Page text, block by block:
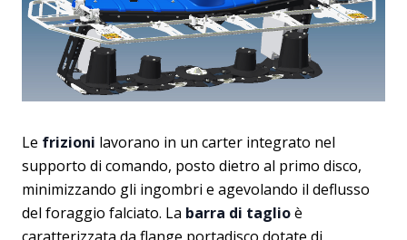
Le frizioni lavorano in un carter integrato nel
supporto di comando, posto dietro al primo disco,
minimizzando gli ingombri e agevolando il deflusso
del foraggio falciato. La barra di taglioè